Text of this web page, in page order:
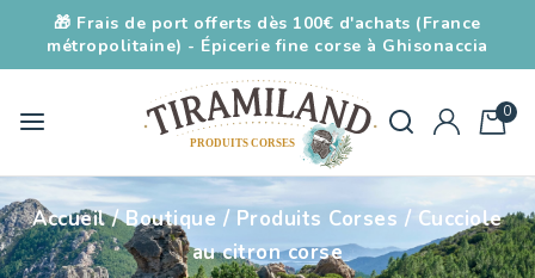
🎁 Frais de port offerts dès 100€ d'achats (France
métropolitaine) - Épicerie fine corse à Ghisonaccia
0
Accueil / Boutique / Produits Corses / Cucciole
au citron corse